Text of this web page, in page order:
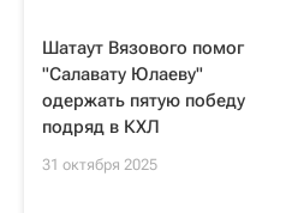
Шатаут Вязового помог
"Салавату Юлаеву"
одержать пятую победу
подряд в КХЛ
31 октября 2025